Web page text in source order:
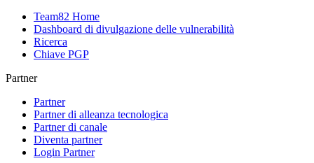
Team82 Home
Dashboard di divulgazione delle vulnerabilità
Ricerca
Chiave PGP
Partner
Partner
Partner di alleanza tecnologica
Partner di canale
Diventa partner
Login Partner